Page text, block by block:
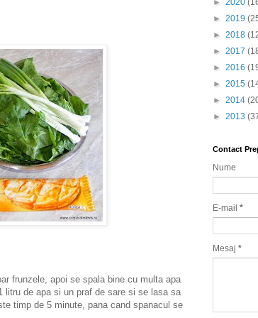
frunzele, apoi se spala bine cu multa apa
litru de apa si un praf de sare si se lasa sa
timp de 5 minute, pana cand spanacul se
► 2020
► 2019
► 2018
► 2017
► 2016
► 2015
► 2014
► 2013
Contact
Nume
E-mail *
Mesaj *